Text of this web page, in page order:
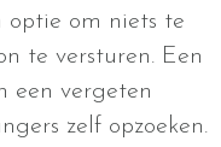
optie om niets te
te versturen. Een
een vergeten
zelf opzoeken.